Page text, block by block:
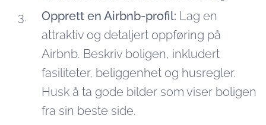
Opprett en Airbnb-profil: Lag en
attraktiv og detaljert oppføring på
Airbnb. Beskriv boligen, inkludert
fasiliteter, beliggenhet og husregler.
Husk å ta gode bilder som viser boligen
fra sin beste side.